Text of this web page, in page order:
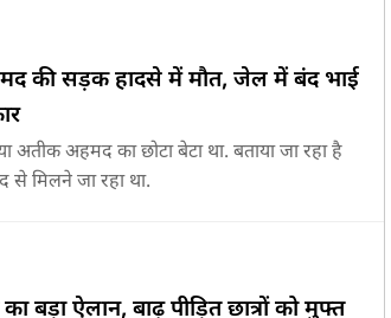
की सड़क हादसे में मौत, जेल में बंद भाई
अहमद का छोटा बेटा था. बताया जा रहा है
मिलने जा रहा था.
बड़ा ऐलान, बाढ़ पीड़ित छात्रों को मुफ्त